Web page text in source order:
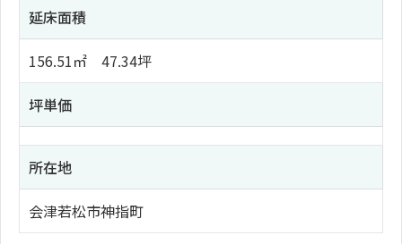
延床面積
156.51㎡ 47.34坪
坪単価
所在地
会津若松市神指町